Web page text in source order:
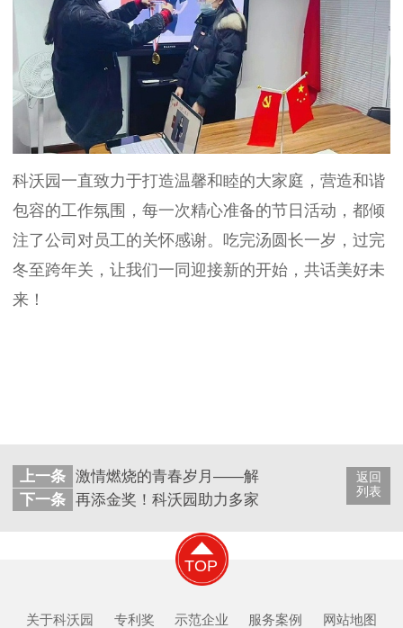
科沃园一直致力于打造温馨和睦的大家庭，营造和谐
包容的工作氛围，每一次精心准备的节日活动，都倾
注了公司对员工的关怀感谢。吃完汤圆长一岁，过完
冬至跨年关，让我们一同迎接新的开始，共话美好未
来！
返回
列表
上一条 激情燃烧的青春岁月——解锁科沃园2023年度回
下一条 再添金奖！科沃园助力多家单位摘得2023年建
TOP
关于科沃园 专利奖 示范企业 服务案例 网站地图